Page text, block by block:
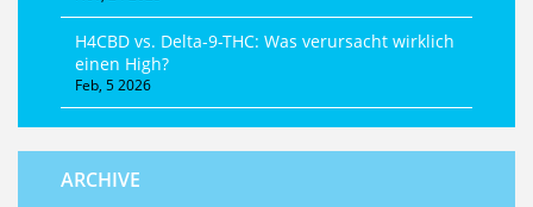
H4CBD vs. Delta-9-THC: Was verursacht wirklich
einen High?
Feb, 5 2026
ARCHIVE